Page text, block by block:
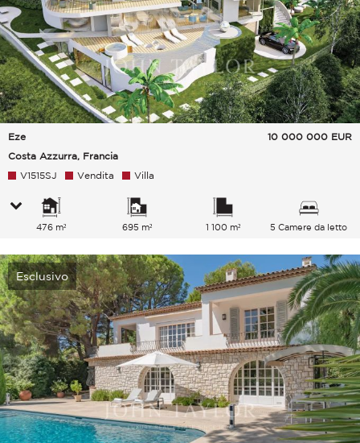
Eze
Costa Azzurra, Francia
10 000 000 EUR
V1515SJ Vendita Villa
476 m² 695 m² 1 100 m² 5 Camere da letto
Esclusivo